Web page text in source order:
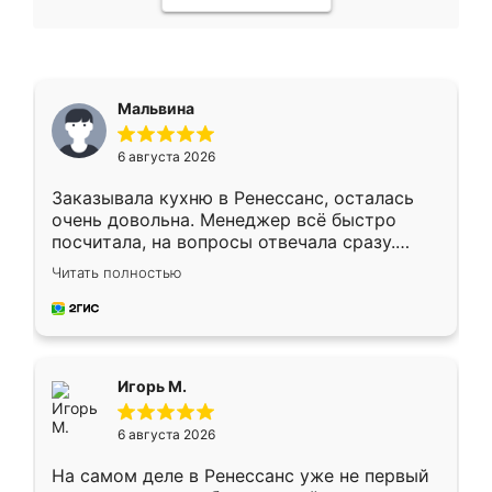
Мальвина
6 августа 2026
Заказывала кухню в Ренессанс, осталась
очень довольна. Менеджер всё быстро
посчитала, на вопросы отвечала сразу.
Замерщик приехал в субботу, подошёл к
делу со всей ответственностью. Собрали
за день, ребята работали аккуратно, даже
Читать полностью
Игорь М.
6 августа 2026
На самом деле в Ренессанс уже не первый